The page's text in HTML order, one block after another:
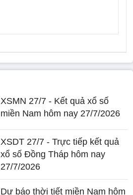
XSMN 27/7 - Kết quả xổ số
miền Nam hôm nay 27/7/2026
XSDT 27/7 - Trực tiếp kết quả
xổ số Đồng Tháp hôm nay
27/7/2026
Dự báo thời tiết miền Nam hôm